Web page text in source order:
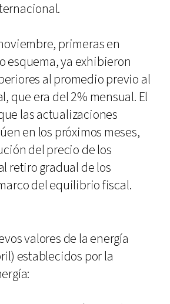
primeras en
esquema, ya exhibieron
al promedio previo al
que era del 2% mensual. El
las actualizaciones
en los próximos meses,
del precio de los
retiro gradual de los
del equilibrio fiscal.
valores de la energía
establecidos por la